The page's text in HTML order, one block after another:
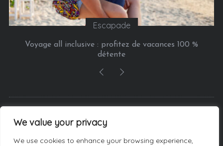
We value your privacy
We use cookies to enhance your browsing experience,
Escapade
Voyage all inclusive : profitez de vacances 100 %
détente
AU SUJET DU SITE